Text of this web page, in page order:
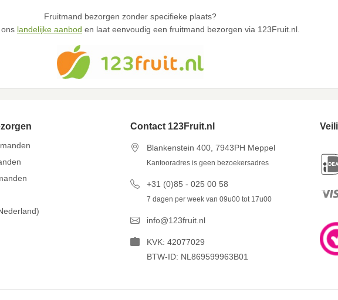
Fruitmand bezorgen zonder specifieke plaats?
landelijke aanbod en laat eenvoudig een fruitmand bezorgen via 123Fruit.nl.
Contact 123Fruit.nl
Blankenstein 400, 7943PH Meppel
Kantooradres is geen bezoekersadres
+31 (0)85 - 025 00 58
7 dagen per week van 09u00 tot 17u00
info@123fruit.nl
KVK: 42077029
BTW-ID: NL869599963B01